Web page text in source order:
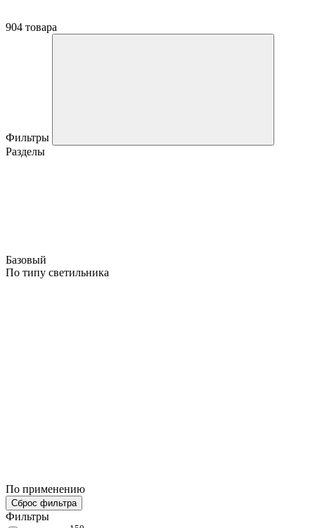
904 товара
Фильтры
Разделы
Базовый
По типу светильника
По применению
Сброс фильтра
Фильтры